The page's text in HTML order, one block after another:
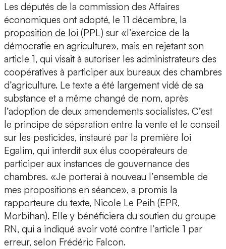
Les députés de la commission des Affaires
économiques ont adopté, le 11 décembre, la
proposition de loi (PPL) sur «l’exercice de la
démocratie en agriculture», mais en rejetant son
article 1, qui visait à autoriser les administrateurs des
coopératives à participer aux bureaux des chambres
d’agriculture. Le texte a été largement vidé de sa
substance et a même changé de nom, après
l’adoption de deux amendements socialistes. C’est
le principe de séparation entre la vente et le conseil
sur les pesticides, instauré par la première loi
Egalim, qui interdit aux élus coopérateurs de
participer aux instances de gouvernance des
chambres. «Je porterai à nouveau l’ensemble de
mes propositions en séance», a promis la
rapporteure du texte, Nicole Le Peih (EPR,
Morbihan). Elle y bénéficiera du soutien du groupe
RN, qui a indiqué avoir voté contre l’article 1 par
erreur, selon Frédéric Falcon.